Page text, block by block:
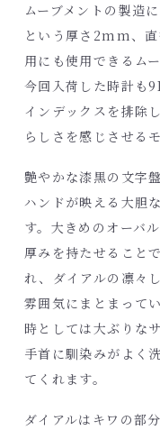
ムーブメントの製造
という厚さ2mm、
用にも使用できるム
今回入荷した時計も
インデックスを排除
らしさを感じさせる
艶やかな漆黒の文字
ハンドが映える大胆
す。大きめのオーバ
厚みを持たせること
れ、ダイアルの凛々
雰囲気にまとまって
時としては大ぶりな
手首に馴染みがよく
てくれます。
ダイアルはキワの部